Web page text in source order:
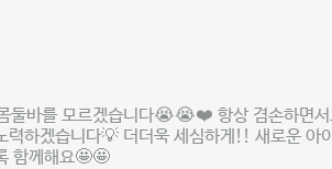
둘바를 모르겠습니다😭😭❤️ 항상 겸손하면서
력하겠습니다💡 더더욱 세심하게!! 새로운 아
함께해요🤩🤩